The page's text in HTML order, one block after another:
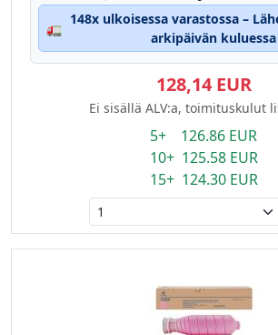
🚛
148x ulkoisessa varastossa –
arkipäivän kuluessa
128,14 EUR
Ei sisällä ALV:a, toimituskulut
5+ 126.86 EUR
10+ 125.58 EUR
15+ 124.30 EUR